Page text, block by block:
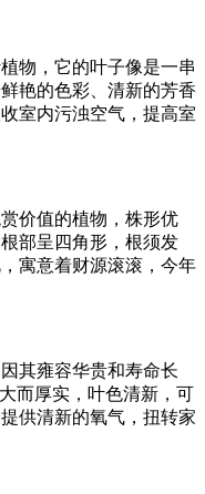
物，它的叶子像是一串
艳的色彩、清新的芳香
室内污浊空气，提高室
价值的植物，株形优
部呈四角形，根须发
寓意着财源滚滚，今年
其雍容华贵和寿命长
而厚实，叶色清新，可
供清新的氧气，扭转家